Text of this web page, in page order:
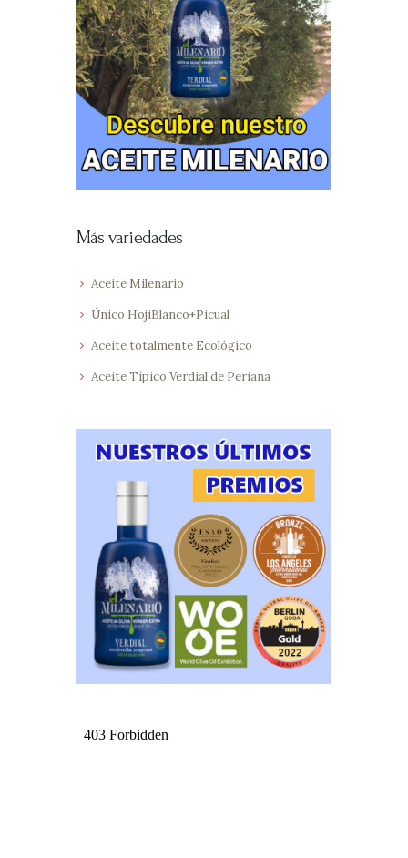
Más variedades
Aceite Milenario
Único HojiBlanco+Picual
Aceite totalmente Ecológico
Aceite Típico Verdial de Periana